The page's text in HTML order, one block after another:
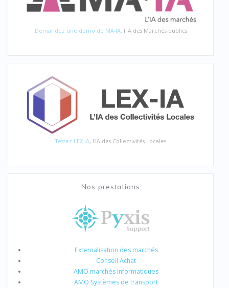
Demandez une démo de MA-IA, l'IA des Marchés publics
Testez LEX-IA, l'IA des Collectivités Locales
Nos prestations
Externalisation des marchés
Conseil Achat
AMO marchés informatiques
AMO Systèmes de transport